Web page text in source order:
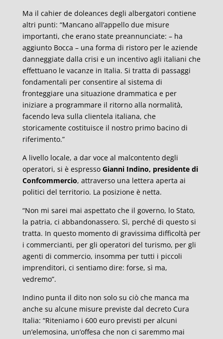
Ma il cahier de doleances degli albergatori contiene
altri punti: “Mancano all’appello due misure
importanti, che erano state preannunciate: – ha
aggiunto Bocca – una forma di ristoro per le aziende
danneggiate dalla crisi e un incentivo agli italiani che
effettuano le vacanze in Italia. Si tratta di passaggi
fondamentali per consentire al sistema di
fronteggiare una situazione drammatica e per
iniziare a programmare il ritorno alla normalità,
facendo leva sulla clientela italiana, che
storicamente costituisce il nostro primo bacino di
riferimento.”
A livello locale, a dar voce al malcontento degli
operatori, si è espresso Gianni Indino, presidente di
Confcommercio, attraverso una lettera aperta ai
politici del territorio. La posizione è netta.
“Non mi sarei mai aspettato che il governo, lo Stato,
la patria, ci abbandonassero. Sì, perché di questo si
tratta. In questo momento di gravissima difficoltà per
i commercianti, per gli operatori del turismo, per gli
agenti di commercio, insomma per tutti i piccoli
imprenditori, ci sentiamo dire: forse, sì ma,
vedremo”.
Indino punta il dito non solo su ciò che manca ma
anche su alcune misure previste dal decreto Cura
Italia: “Riteniamo i 600 euro previsti per alcuni
un’elemosina, un’offesa che non ci saremmo mai